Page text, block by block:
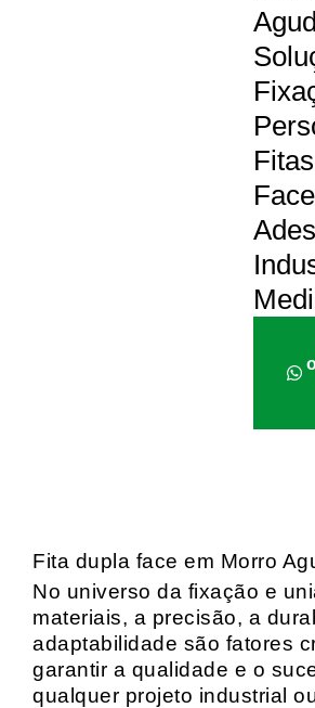
Fita dupla face em Morro
No universo da fixação e
materiais, a precisão, a
adaptabilidade são fatores
garantir a qualidade e o
qualquer projeto industrial